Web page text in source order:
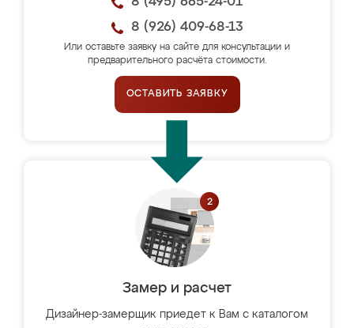
8 (926) 409-68-13
Или оставьте заявку на сайте для консультации и
предварительного расчёта стоимости.
ОСТАВИТЬ ЗАЯВКУ
Замер и расчет
Дизайнер-замерщик приедет к Вам с каталогом